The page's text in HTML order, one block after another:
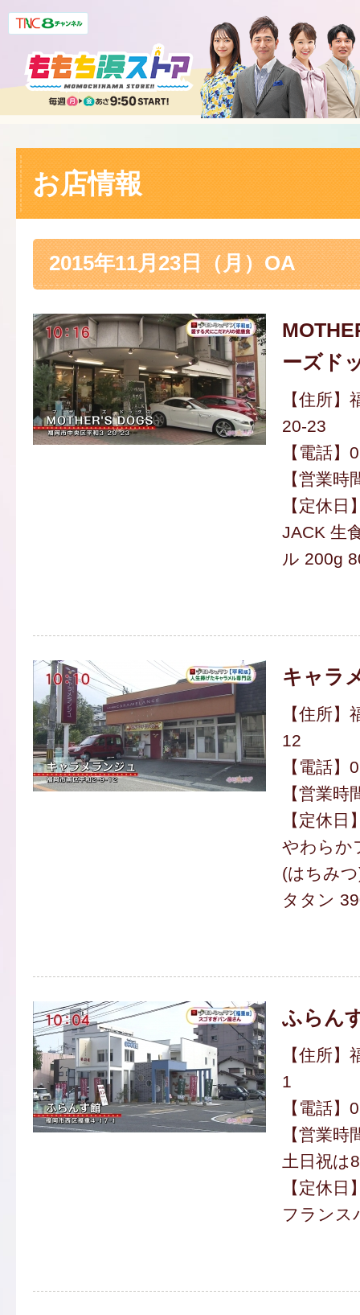
お店情報
2015年11月23日（月）OA
ーズド
【住所
20-23
【電話
【営業
【定休日
JACK 生
ル 200g
キャラ
【住所
12
【電話
【営業
【定休日
やわらか
(はちみ
タタン
ふらん
【住所
1
【電話
【営業
土日祝は
【定休日
フランス